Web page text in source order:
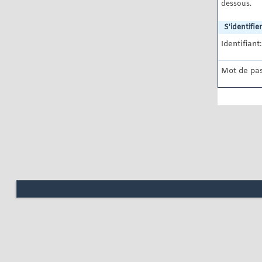
dessous.
S'identifier
Identifiant:
Mot de